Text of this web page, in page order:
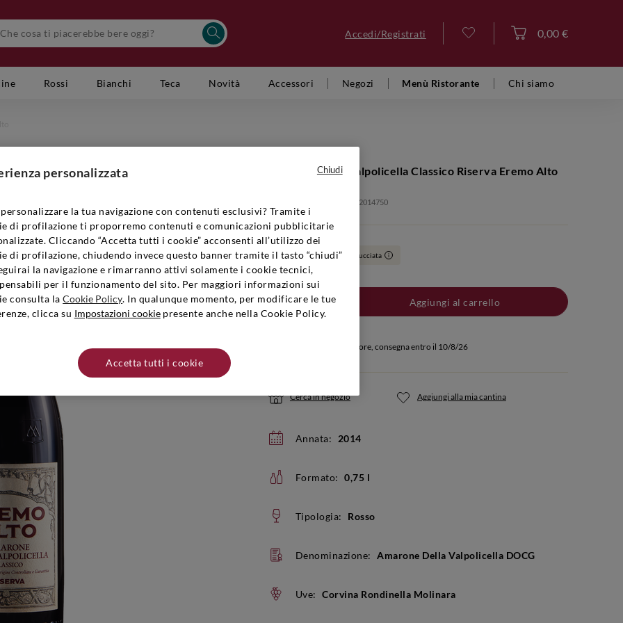
Accedi/Registrati 0,00 €
Rossi Bianchi Teca Novità Accessori Negozi Menù Ristorante Chi siamo
Amarone Della Valpolicella Classico Riserva Eremo Alto
Codice Articolo: VFR02066 2014750
€49,90 Bottiglia Astucciata i
1
Quantità:
Aggiungi al carrello
Se acquisti entro 3 ore, consegna entro il 10/8/26
Cerca in negozio Aggiungi alla mia cantina
Annata: 2014
Formato: 0,75 l
Tipologia: Rosso
Denominazione: Amarone Della Valpolicella DOCG
Uve: Corvina Rondinella Molinara
personalizzata
la tua navigazione con contenuti esclusivi? Tramite i
di profilazione ti proporremo contenuti e comunicazioni pubblicitarie
Cliccando “Accetta tutti i cookie” acconsenti all’utilizzo dei
di profilazione, chiudendo invece questo banner tramite il tasto “chiudi”
la navigazione e rimarranno attivi solamente i cookie tecnici,
per il funzionamento del sito. Per maggiori informazioni sui
consulta laCookie Policy. In qualunque momento, per modificare le tue
clicca su Impostazioni cookiepresente anche nella Cookie Policy.
Accetta tutti i cookie
Chiudi